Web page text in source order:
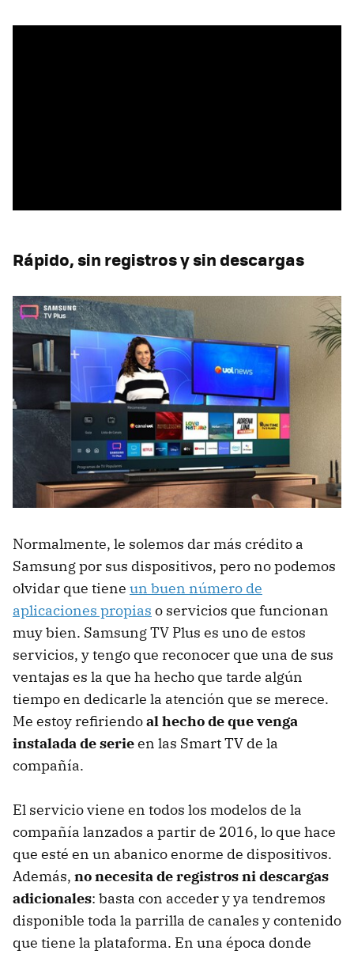
Rápido, sin registros y sin descargas
Normalmente, le solemos dar más crédito a
Samsung por sus dispositivos, pero no podemos
olvidar que tiene un buen número de
aplicaciones propias o servicios que funcionan
muy bien. Samsung TV Plus es uno de estos
servicios, y tengo que reconocer que una de sus
ventajas es la que ha hecho que tarde algún
tiempo en dedicarle la atención que se merece.
Me estoy refiriendoal hecho de que venga
instalada de serieen las Smart TV de la
compañía.
El servicio viene en todos los modelos de la
compañía lanzados a partir de 2016, lo que hace
que esté en un abanico enorme de dispositivos.
Además, no necesita de registros ni descargas
adicionales: basta con acceder y ya tendremos
disponible toda la parrilla de canales y contenido
que tiene la plataforma. En una época donde